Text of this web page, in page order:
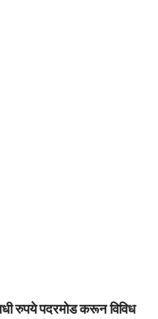
रुपये पदरमोड करून विविध